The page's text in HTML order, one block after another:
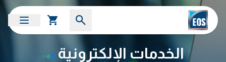
الخدمات الإلكترونية